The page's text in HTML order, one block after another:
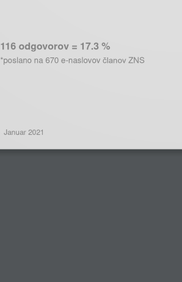
116 odgovorov = 17.3 %
*poslano na 670 e-naslovov članov ZNS
Januar 2021